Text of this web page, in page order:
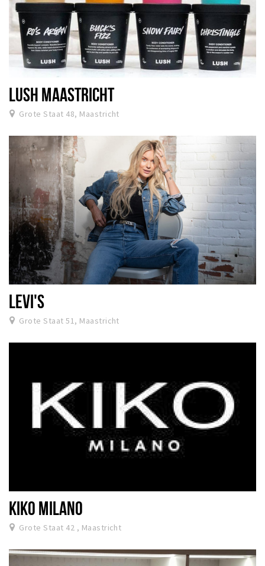
LUSH MAASTRICHT
Grote Staat 48, Maastricht
LEVI'S
Grote Staat 51, Maastricht
KIKO MILANO
Grote Staat 42 , Maastricht